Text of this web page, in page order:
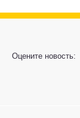
Оцените новость:
100
1